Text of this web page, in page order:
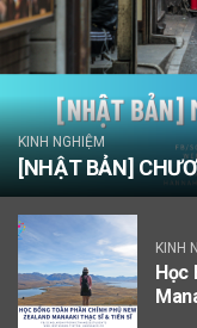
KINH NGHIỆM
[NHẬT BẢN]
KINH
Học